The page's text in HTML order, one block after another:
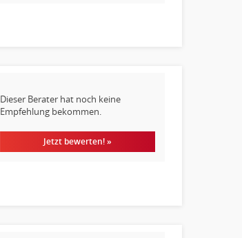
Dieser Berater hat noch keine
Empfehlung bekommen.
Jetzt bewerten! »